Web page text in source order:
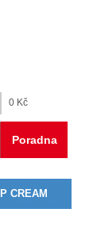
Poradna
0 Kč
CREAM